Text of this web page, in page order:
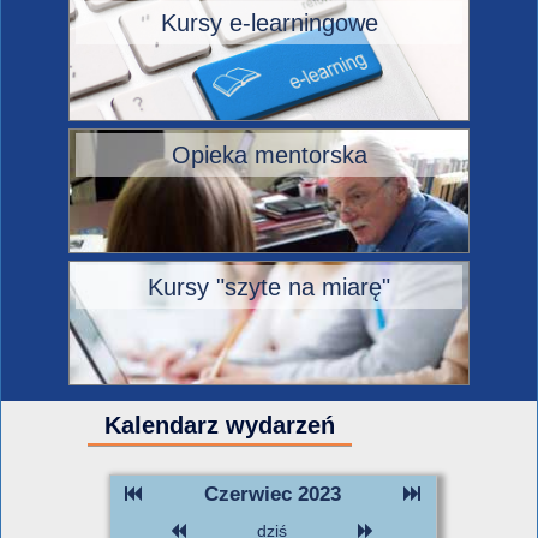
Kursy e-learningowe
Opieka mentorska
Kursy "szyte na miarę"
Kalendarz wydarzeń
Czerwiec 2023
dziś